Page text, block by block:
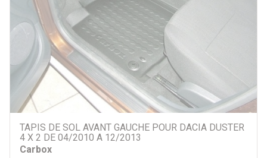
TAPIS DE SOL AVANT GAUCHE POUR DACIA DUSTER
4 X 2 DE 04/2010 A 12/2013
Carbox